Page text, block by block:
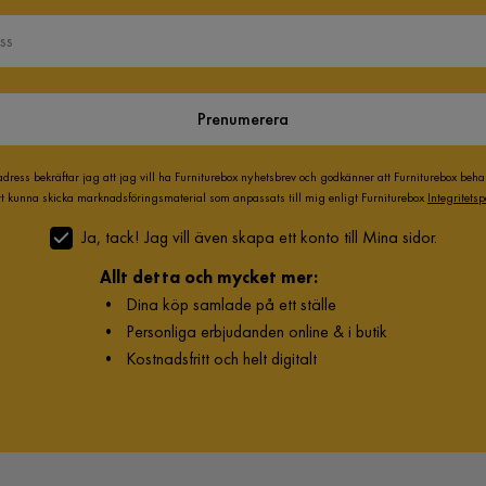
Prenumerera
bekräftar jag att jag vill ha Furniturebox nyhetsbrev och godkänner att Furniturebox
kunna skicka marknadsföringsmaterial som anpassats till mig enligt Furniturebox
Ja, tack! Jag vill även skapa ett konto till Mina sidor.
Allt detta och mycket mer:
• Dina köp samlade på ett ställe
• Personliga erbjudanden online & i butik
• Kostnadsfritt och helt digitalt